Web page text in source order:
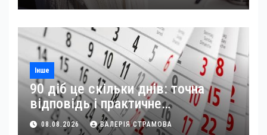
Інше
90 діб це скільки днів: точна
відповідь і практичне
застосування
08.08.2026 ВАЛЕРІЯ СТРАМОВА